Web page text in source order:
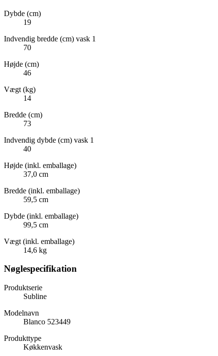
Dybde (cm)
19
Indvendig bredde (cm) vask 1
70
Højde (cm)
46
Vægt (kg)
14
Bredde (cm)
73
Indvendig dybde (cm) vask 1
40
Højde (inkl. emballage)
37,0 cm
Bredde (inkl. emballage)
59,5 cm
Dybde (inkl. emballage)
99,5 cm
Vægt (inkl. emballage)
14,6 kg
Nøglespecifikation
Produktserie
Subline
Modelnavn
Blanco 523449
Produkttype
Køkkenvask